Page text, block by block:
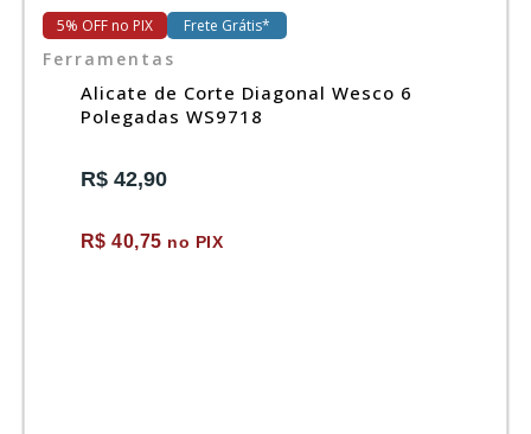
5% OFF no PIX Frete Grátis*
Ferramentas
Alicate de Corte Diagonal Wesco 6
Polegadas WS9718
R$ 42,90
R$ 40,75 no PIX